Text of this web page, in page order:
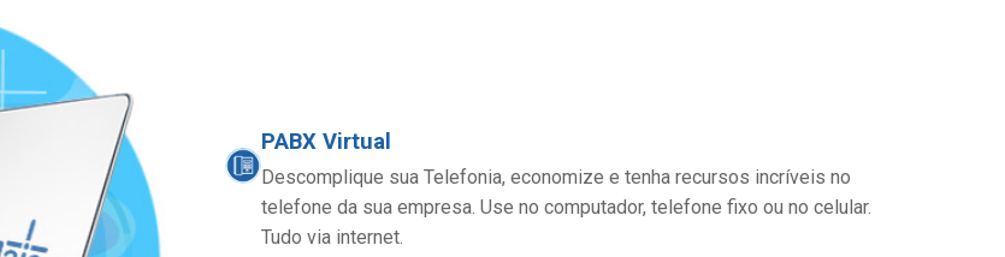
PABX Virtual
Descomplique sua Telefonia, economize e tenha recursos incríveis no
telefone da sua empresa. Use no computador, telefone fixo ou no celular.
Tudo via internet.